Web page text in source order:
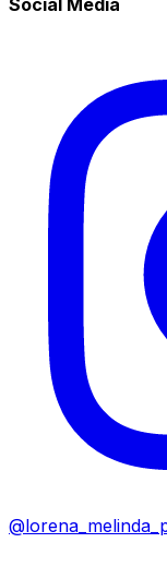
Social Media